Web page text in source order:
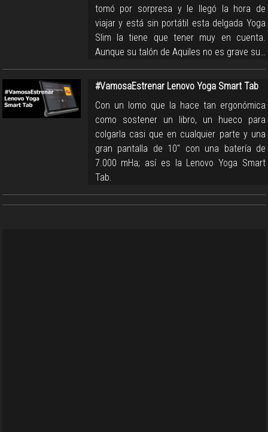
tomó por sorpresa y le llegó la hora de
viajar y está sin portátil esta delgada Yoga
Slim la tiene que tener muy en cuenta.
Aunque su talón de Aquiles no es grave su…
#VamosaEstrenar Lenovo Yoga Smart Tab
Con un lomo que la hace tan ergonómica
como sostener un libro, un hueco para
colgarla casi que en cualquier parte y una
gran pantalla de 10" con una batería de
7.000 mHa; así es la Lenovo Yoga Smart
Tab.